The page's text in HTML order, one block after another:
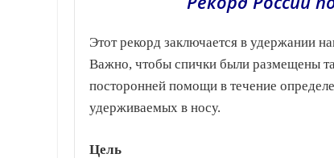
Этот рекорд заключается в удержании
Важно, чтобы спички были размещены
посторонней помощи в течение
удерживаемых в носу.
Цель